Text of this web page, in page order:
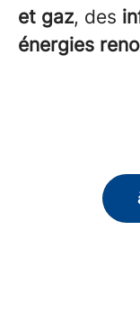
et gaz, des
énergies